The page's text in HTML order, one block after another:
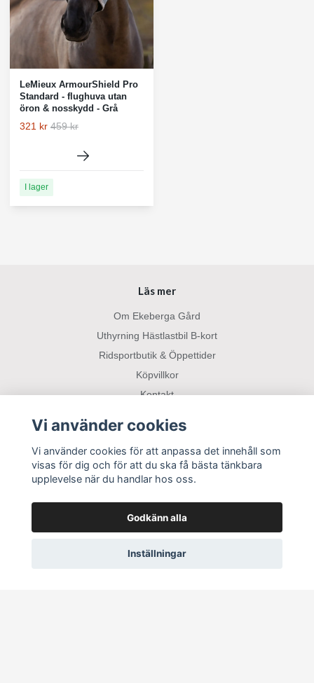
LeMieux ArmourShield Pro
Standard - flughuva utan
öron & nosskydd - Grå
321 kr 459 kr
I lager
Läs mer
Om Ekeberga Gård
Uthyrning Hästlastbil B-kort
Ridsportbutik & Öppettider
Köpvillkor
Kontakt
Parkering Bil/Båt/Husbil
Sociala medier
Vi använder cookies
Vi använder cookies för att anpassa det innehåll som
visas för dig och för att du ska få bästa tänkbara
upplevelse när du handlar hos oss.
Godkänn alla
Inställningar